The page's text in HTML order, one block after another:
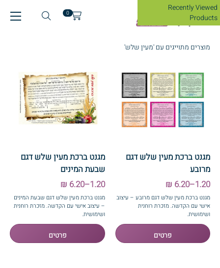
Recently Viewed
Products
0
מוצרים מתוייגים עם 'מעין שלש'
מגנט ברכת מעין שלש דגם
מרובע
1.20–6.20 ₪
מגנט ברכת מעין שלש דגם מרובע – עיצוב
אישי עם הקדשה. מזכרת רוחנית
ושימושית.
מגנט ברכת מעין שלש דגם
שבעת המינים
1.20–6.20 ₪
מגנט ברכת מעין שלש דגם שבעת המינים
– עיצוב אישי עם הקדשה. מזכרת רוחנית
ושימושית.